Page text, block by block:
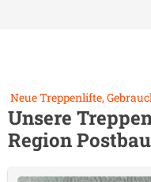
Neue Treppenlifte,
Unsere
Region